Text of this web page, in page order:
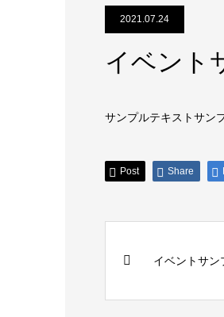
2021.07.24
イベント
サンプルテキストサン
Post Share
イベントサン